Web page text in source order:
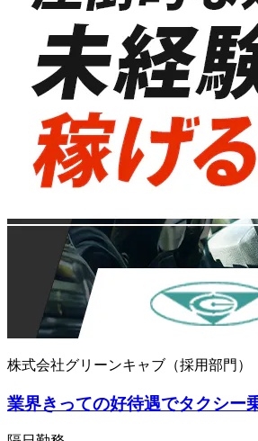
株式会社グリーンキャブ（採用部門）
業界きっての好待遇でタクシー